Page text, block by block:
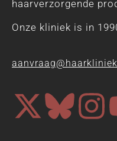
haarverzorgende
Onze kliniek is in